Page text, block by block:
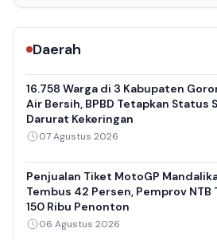
Daerah
16.758 Warga di 3 Kabupaten
Air Bersih, BPBD Tetapkan Status
Darurat Kekeringan
07 Agustus 2026
Penjualan Tiket MotoGP
Tembus 42 Persen, Pemprov NTB
150 Ribu Penonton
06 Agustus 2026